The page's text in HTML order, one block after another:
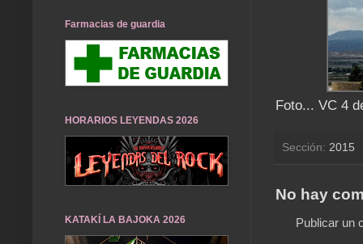
Foto... VC 4
Sección: 2015
No hay
Publicar un
Farmacias de guardia
HORARIOS LEYENDAS 2026
KATAKÍ LA BAJOKA 2026